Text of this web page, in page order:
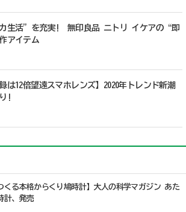
カ生活”を充実! 無印良品 ニトリ イケアの“即
アイテム
は12倍望遠スマホレンズ】2020年トレンド新潮
!
くる本格からくり鳩時計】大人の科学マガジン あた
計、発売